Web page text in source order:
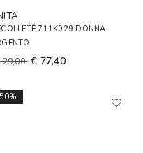
711K029 DONNA
€ 77,40
50%